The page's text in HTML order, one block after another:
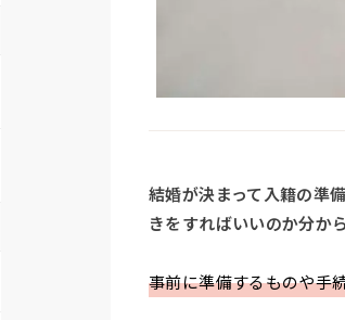
結婚が決まって入籍の準
きをすればいいのか分か
事前に準備するものや手